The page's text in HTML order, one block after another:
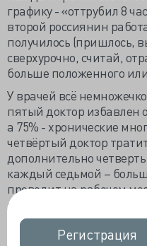
Регистрация
Регистрация
графику - «оттрубил 8
второй россиянин
получилось (пришлось,
сверхурочно, считай,
больше положенного
У врачей всё
пятый доктор избавлен
а 75% - хронические
четвёртый доктор
дополнительно
каждый седьмой –
проводит на рабочем
как иначе, скажите, на
протянуть», и
1,5 совсем не смущает,